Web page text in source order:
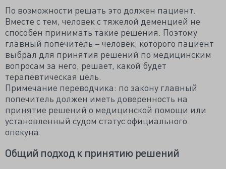
По возможности решать это должен пациент.
Вместе с тем, человек с тяжелой деменцией не
способен принимать такие решения. Поэтому
главный попечитель – человек, которого пациент
выбрал для принятия решений по медицинским
вопросам за него, решает, какой будет
терапевтическая цель.
Примечание переводчика: по закону главный
попечитель должен иметь доверенность на
принятие решений о медицинской помощи или
установленный судом статус официального
опекуна.
Общий подход к принятию решений